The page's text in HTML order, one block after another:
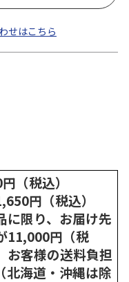
せはこちら
（税込）
円（税込）
に限り、お届け先
11,000円（税
お客様の送料負担
北海道・沖縄は除